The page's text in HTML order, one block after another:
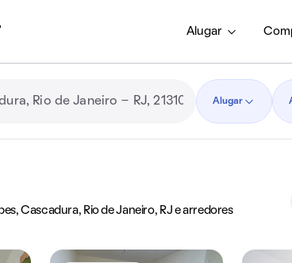
Alugar
Alugar
Cascadura, Rio de Janeiro, RJ e arredores